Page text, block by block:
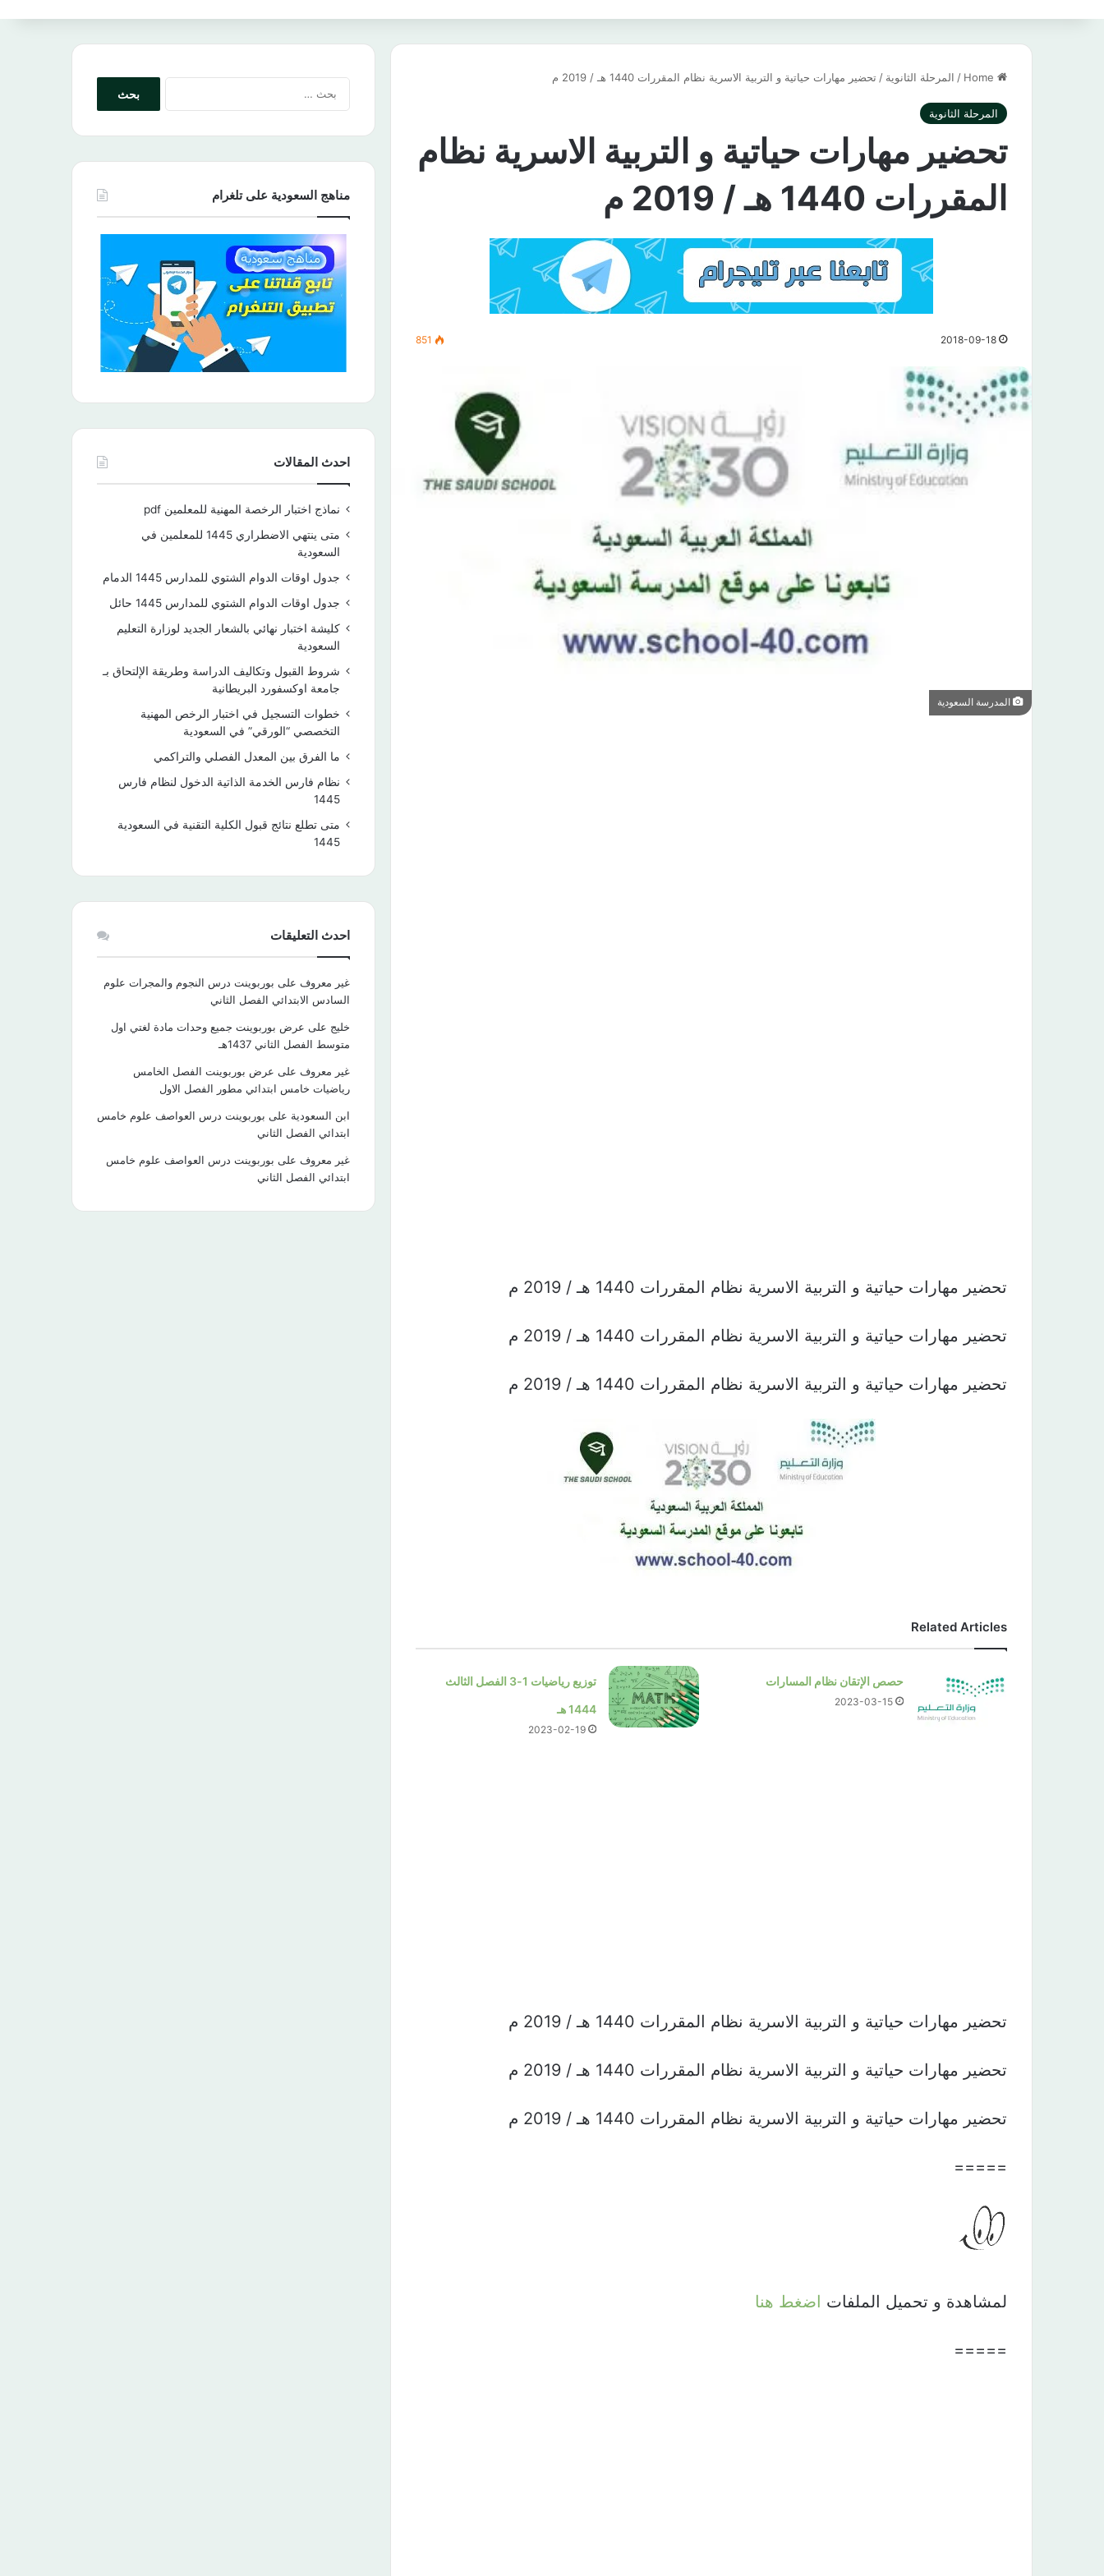
/ المرحلة الثانوية / تحضير مهارات حياتية و التربية الاسرية نظام المقررات 1440 هـ / 2019 م
المرحلة الثانوية
تحضير مهارات حياتية و التربية الاسرية نظام
المقررات 1440 هـ / 2019 م
2018-09-18
851
المدرسة السعودية
تحضير مهارات حياتية و التربية الاسرية نظام المقررات 1440 هـ / 2019 م
تحضير مهارات حياتية و التربية الاسرية نظام المقررات 1440 هـ / 2019 م
تحضير مهارات حياتية و التربية الاسرية نظام المقررات 1440 هـ / 2019 م
Related Articles
حصص الإتقان نظام المسارات
2023-03-15
توزيع رياضيات 1-3 الفصل الثالث
1444 هـ
2023-02-19
تحضير مهارات حياتية و التربية الاسرية نظام المقررات 1440 هـ / 2019 م
تحضير مهارات حياتية و التربية الاسرية نظام المقررات 1440 هـ / 2019 م
تحضير مهارات حياتية و التربية الاسرية نظام المقررات 1440 هـ / 2019 م
=====
لمشاهدة و تحميل الملفات اضغط هنا
=====
مناهج السعودية على تلغرام
احدث المقالات
نماذج اختبار الرخصة المهنية للمعلمين pdf
متى ينتهي الاضطراري 1445 للمعلمين في
السعودية
جدول اوقات الدوام الشتوي للمدارس 1445 الدمام
جدول اوقات الدوام الشتوي للمدارس 1445 حائل
كليشة اختبار نهائي بالشعار الجديد لوزارة التعليم
السعودية
شروط القبول وتكاليف الدراسة وطريقة الإلتحاق بـ
جامعة اوكسفورد البريطانية
خطوات التسجيل في اختبار الرخص المهنية
التخصصي “الورقي” في السعودية
ما الفرق بين المعدل الفصلي والتراكمي
نظام فارس الخدمة الذاتية الدخول لنظام فارس
1445
متى تطلع نتائج قبول الكلية التقنية في السعودية
1445
احدث التعليقات
غير معروف على بوربوينت درس النجوم والمجرات علوم
السادس الابتدائي الفصل الثاني
خليج على عرض بوربوينت جميع وحدات مادة لغتي اول
متوسط الفصل الثاني 1437هـ
غير معروف على عرض بوربوينت الفصل الخامس
رياضيات خامس ابتدائي مطور الفصل الاول
ابن السعودية على بوربوينت درس العواصف علوم خامس
ابتدائي الفصل الثاني
غير معروف على بوربوينت درس العواصف علوم خامس
ابتدائي الفصل الثاني